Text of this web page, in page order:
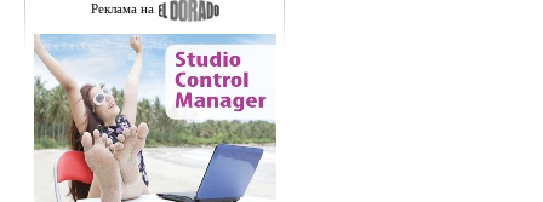
Реклама на